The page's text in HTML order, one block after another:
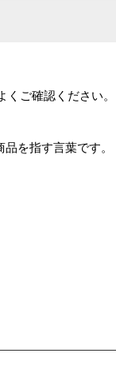
ご確認ください。
を指す言葉です。